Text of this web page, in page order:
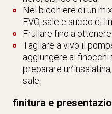
Nel bicchiere di un
EVO, sale e succo di
Frullare fino a
Tagliare a vivo il
aggiungere ai finocchi
preparare
sale.
finitura e